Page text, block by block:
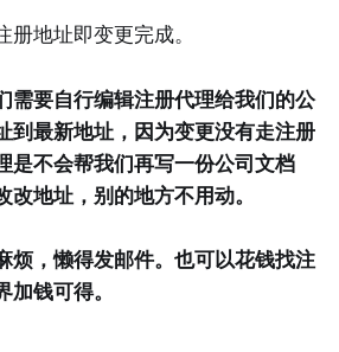
地址即变更完成。
需要自行编辑注册代理给我们的公
到最新地址，因为变更没有走注册
是不会帮我们再写一份公司文档
改地址，别的地方不用动。
烦，懒得发邮件。也可以花钱找注
钱可得。